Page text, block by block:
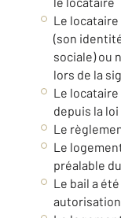
Le
(son
sociale) ou
lors de la
Le locataire
depuis la loi
Le
Le
préalable
Le bail a
autorisation